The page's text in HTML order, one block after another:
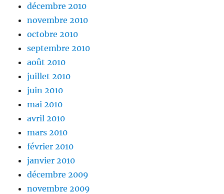
décembre 2010
novembre 2010
octobre 2010
septembre 2010
août 2010
juillet 2010
juin 2010
mai 2010
avril 2010
mars 2010
février 2010
janvier 2010
décembre 2009
novembre 2009